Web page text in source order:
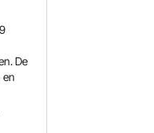
De
en